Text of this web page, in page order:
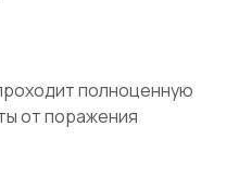
полноценную
от поражения